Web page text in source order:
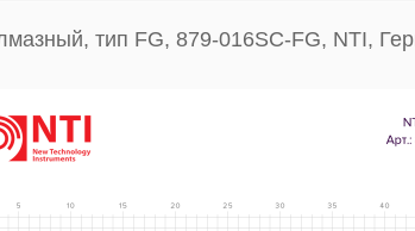
тип FG, 879-016SC-FG, NTI,